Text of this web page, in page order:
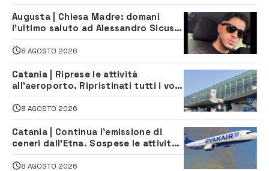
Augusta | Chiesa Madre: domani
l’ultimo saluto ad Alessandro Sicuso,
8 AGOSTO 2026
Catania | Riprese le attività
all’aeroporto. Ripristinati tutti i voli
8 AGOSTO 2026
Catania | Continua l’emissione di
ceneri dall’Etna. Sospese le attività
8 AGOSTO 2026